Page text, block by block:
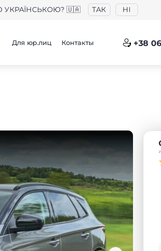
🇺🇦 ТАК НІ
Для юр.лиц Контакты +38